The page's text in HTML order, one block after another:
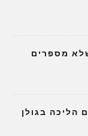
5 דברים שלא מספרים